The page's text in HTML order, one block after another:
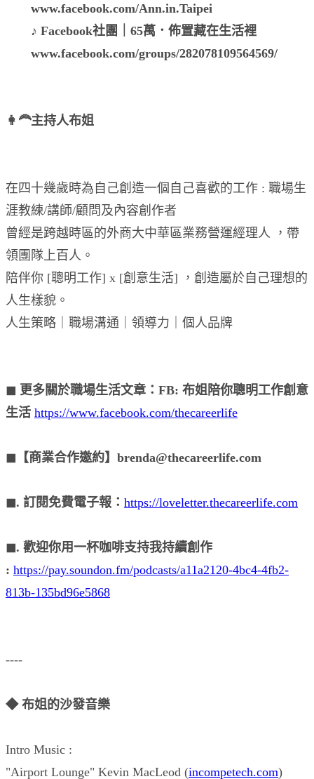
www.facebook.com/Ann.in.Taipei
♪ Facebook社團｜65萬．佈置藏在生活裡
www.facebook.com/groups/282078109564569/
👩‍🦰主持人布姐
在四十幾歲時為自己創造一個自己喜歡的工作 : 職場生
涯教練/講師/顧問及內容創作者
曾經是跨越時區的外商大中華區業務營運經理人 ，帶
領團隊上百人。
陪伴你 [聰明工作] x [創意生活] ，創造屬於自己理想的
人生樣貌。
人生策略｜職場溝通｜領導力｜個人品牌
◼︎ 更多關於職場生活文章：FB: 布姐陪你聰明工作創意
生活 https://www.facebook.com/thecareerlife
◼︎【商業合作邀約】brenda@thecareerlife.com
◼︎. 訂閱免費電子報： https://loveletter.thecareerlife.com
◼︎. 歡迎你用一杯咖啡支持我持續創作
: https://pay.soundon.fm/podcasts/a11a2120-4bc4-4fb2-
813b-135bd96e5868
----
◆ 布姐的沙發音樂
Intro Music :
"Airport Lounge" Kevin MacLeod (incompetech.com)